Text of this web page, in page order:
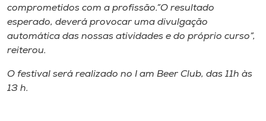
Selecione
o idioma
comprometidos com a profissão.”O resultado
esperado, deverá provocar uma divulgação
automática das nossas atividades e do próprio curso”,
reiterou.
O festival será realizado no I am Beer Club, das 11h às
13 h.